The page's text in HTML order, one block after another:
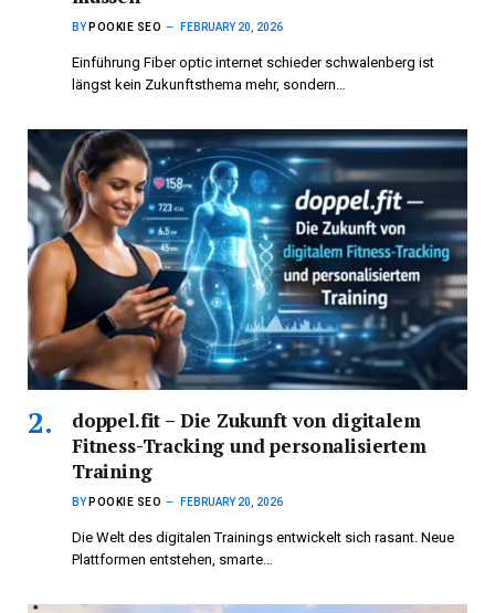
BY POOKIE SEO FEBRUARY 20, 2026
Einführung Fiber optic internet schieder schwalenberg ist
längst kein Zukunftsthema mehr, sondern…
doppel.fit – Die Zukunft von digitalem
Fitness-Tracking und personalisiertem
Training
BY POOKIE SEO FEBRUARY 20, 2026
Die Welt des digitalen Trainings entwickelt sich rasant. Neue
Plattformen entstehen, smarte…